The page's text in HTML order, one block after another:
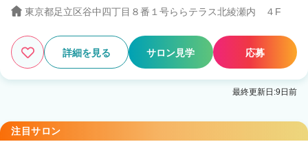
東京都足立区谷中四丁目８番１号ららテラス北綾瀬内 ４F
詳細を見る サロン見学 応募
最終更新日:9日前
注目サロン